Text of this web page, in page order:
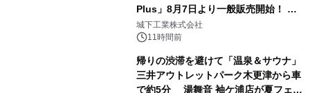
Plus」8月7日より一般販売開始！ ケ
ーブル1本つなぐだけ、テレビの音が
ぐっと豊かに
城下工業株式会社
11時間前
帰りの渋滞を避けて「温泉＆サウナ」
三井アウトレットパーク木更津から車
で約5分 湯舞音 袖ケ浦店が夏フェア